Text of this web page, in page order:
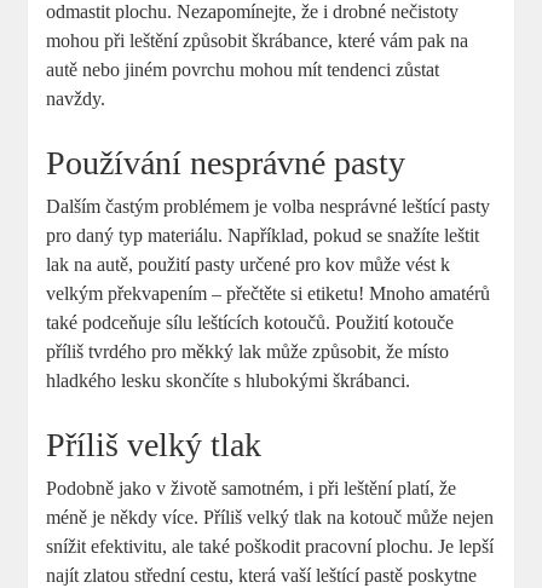
odmastit plochu. Nezapomínejte, že i drobné nečistoty
mohou při leštění způsobit škrábance, které vám pak na
autě nebo jiném povrchu mohou mít tendenci zůstat
navždy.
Používání nesprávné pasty
Dalším častým problémem je volba nesprávné leštící pasty
pro daný typ materiálu. Například, pokud se snažíte leštit
lak na autě, použití pasty určené pro kov může vést k
velkým překvapením – přečtěte si etiketu! Mnoho amatérů
také podceňuje sílu leštících kotoučů. Použití kotouče
příliš tvrdého pro měkký lak může způsobit, že místo
hladkého lesku skončíte s hlubokými škrábanci.
Příliš velký tlak
Podobně jako v životě samotném, i při leštění platí, že
méně je někdy více. Příliš velký tlak na kotouč může nejen
snížit efektivitu, ale také poškodit pracovní plochu. Je lepší
najít zlatou střední cestu, která vaší leštící pastě poskytne